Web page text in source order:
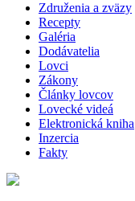
Združenia a zväzy
Recepty
Galéria
Dodávatelia
Lovci
Zákony
Články lovcov
Lovecké videá
Elektronická kniha
Inzercia
Fakty